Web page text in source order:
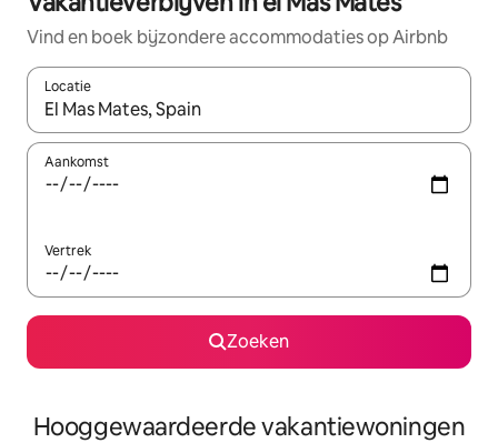
Vind en boek bijzondere accommodaties op Airbnb
Locatie
Wanneer er resultaten beschikbaar zijn, maak je een keuze
Aankomst
Vertrek
Zoeken
Hooggewaardeerde vakantiewoningen